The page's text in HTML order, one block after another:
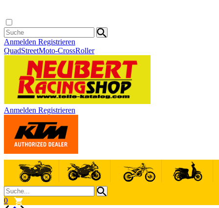
Anmelden Registrieren
QuadStreetMoto-CrossRoller
Anmelden Registrieren
0